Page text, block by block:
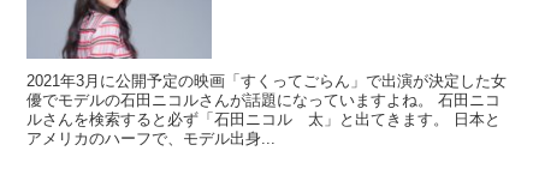
2021年3月に公開予定の映画「すくってごらん」で出演が決定した女
優でモデルの石田ニコルさんが話題になっていますよね。 石田ニコ
ルさんを検索すると必ず「石田ニコル 太」と出てきます。 日本と
アメリカのハーフで、モデル出身...